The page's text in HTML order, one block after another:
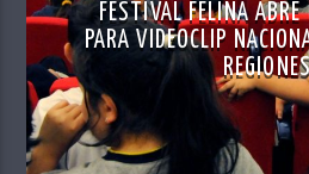
FESTIVAL FELINA ABRE
PARA VIDEOCLIP